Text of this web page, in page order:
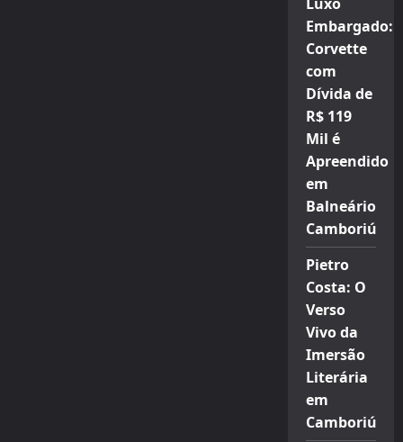
Embargado:
Corvette
com
Dívida de
R$ 119
Mil é
Apreendido
em
Balneário
Camboriú
Pietro
Costa: O
Verso
Vivo da
Imersão
Literária
em
Camboriú